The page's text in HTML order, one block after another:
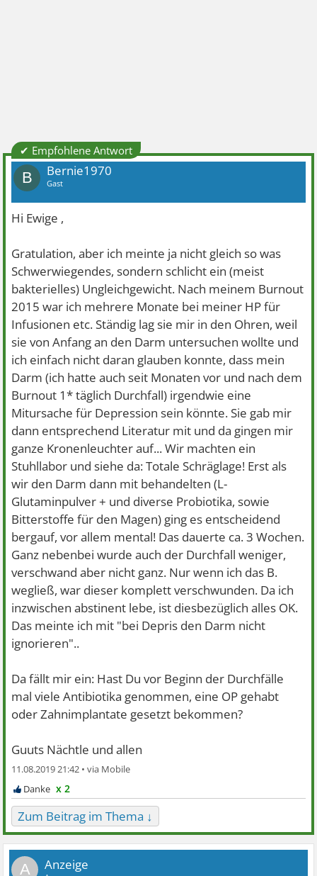
✔ Empfohlene Antwort
B Bernie1970
Gast
Hi Ewige ,
Gratulation, aber ich meinte ja nicht gleich so was
Schwerwiegendes, sondern schlicht ein (meist
bakterielles) Ungleichgewicht. Nach meinem Burnout
2015 war ich mehrere Monate bei meiner HP für
Infusionen etc. Ständig lag sie mir in den Ohren, weil
sie von Anfang an den Darm untersuchen wollte und
ich einfach nicht daran glauben konnte, dass mein
Darm (ich hatte auch seit Monaten vor und nach dem
Burnout 1* täglich Durchfall) irgendwie eine
Mitursache für Depression sein könnte. Sie gab mir
dann entsprechend Literatur mit und da gingen mir
ganze Kronenleuchter auf... Wir machten ein
Stuhllabor und siehe da: Totale Schräglage! Erst als
wir den Darm dann mit behandelten (L-
Glutaminpulver + und diverse Probiotika, sowie
Bitterstoffe für den Magen) ging es entscheidend
bergauf, vor allem mental! Das dauerte ca. 3 Wochen.
Ganz nebenbei wurde auch der Durchfall weniger,
verschwand aber nicht ganz. Nur wenn ich das B.
wegließ, war dieser komplett verschwunden. Da ich
inzwischen abstinent lebe, ist diesbezüglich alles OK.
Das meinte ich mit "bei Depris den Darm nicht
ignorieren"..
Da fällt mir ein: Hast Du vor Beginn der Durchfälle
mal viele Antibiotika genommen, eine OP gehabt
oder Zahnimplantate gesetzt bekommen?
Guuts Nächtle und allen
11.08.2019 21:42 •
x 2
Zum Beitrag im Thema ↓
A